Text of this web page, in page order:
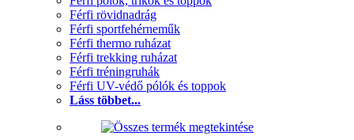
Férfi rövidnadrág
Férfi sportfehérneműk
Férfi thermo ruházat
Férfi trekking ruházat
Férfi tréningruhák
Férfi UV-védő pólók és toppok
Láss többet...